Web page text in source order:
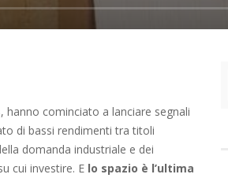
cominciato a lanciare segnali
di bassi rendimenti tra titoli
domanda industriale e dei
cui investire. E lo spazio è l’ultima